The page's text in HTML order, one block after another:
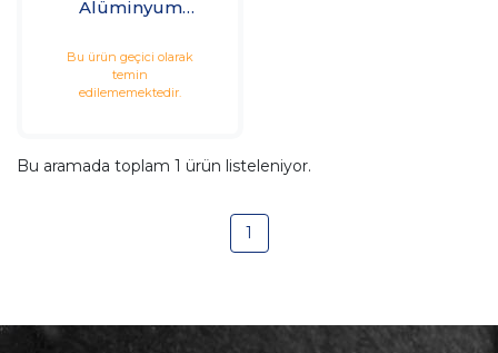
Alüminyum
Bu ürün geçici olarak
temin
edilememektedir.
Bu aramada toplam 1 ürün listeleniyor.
1